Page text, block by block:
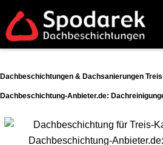
Dachbeschichtungen & Dachsanierungen
Dachbeschichtung-Anbieter.de: